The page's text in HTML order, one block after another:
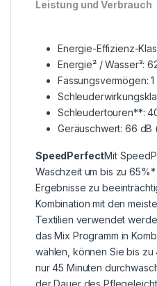
Leistung und Verbrauch
Energie-Effizienz-
Energie² / Wasser³:
Fassungsvermögen:
Schleudertouren**:
Geräuschwert: 66 dB
SpeedPerfectMit
Waschzeit um bis zu
Ergebnisse zu
Kombination mit den
Textilien verwendet
das Mix Programm in
wählen, können Sie bis zu
nur 45 Minuten
der Dauer des